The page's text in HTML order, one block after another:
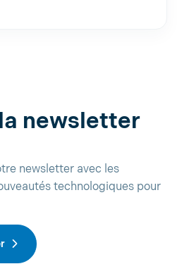
newsletter
newsletter avec les
technologiques pour